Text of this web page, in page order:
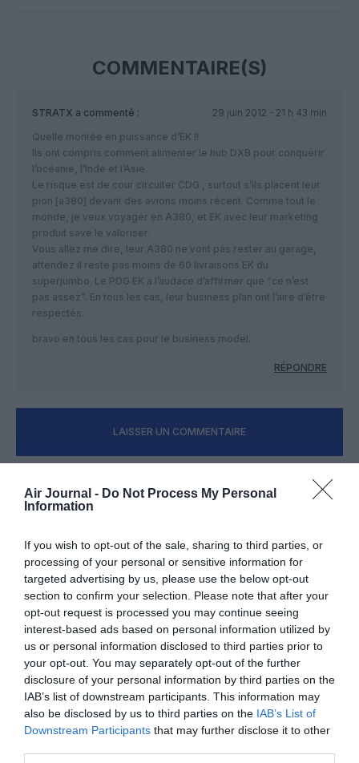
Air Journal - Do Not Process My Personal
Information
If you wish to opt-out of the sale, sharing to third parties, or
processing of your personal or sensitive information for
targeted advertising by us, please use the below opt-out
section to confirm your selection. Please note that after your
opt-out request is processed you may continue seeing
interest-based ads based on personal information utilized by
us or personal information disclosed to third parties prior to
your opt-out. You may separately opt-out of the further
disclosure of your personal information by third parties on the
IAB’s list of downstream participants. This information may
also be disclosed by us to third parties on the IAB’s List of
Downstream Participants that may further disclose it to other
COMMENTAIRE(S)
STRATX a commenté :
29 juin 2012 - 21 h 43 min
Quelle montée en puissance d’EK !!
Ils ont compris comment alimenter le hub DXB pour conquérir
l’océanie, l’Inde et l’Asie.
Le risque est de cour circuiter CDG., surtout s’ils placent leur
pion [a380] devant des avions moins récent. Comme tout le
monde, je veux voyager en A380, et EK avec leur marketing
produit save le valoriser.
Vous allez me dire, leur A380 ne vont pas rester au garage,
attendez il reste pas moins de 60 livraisons EK du
superjumbo. Le PDG EK a l’audace d’affirmer que “ce n’est
pas assez”. En tous les cas, leur business plan ont l’aire d’être
respectés.
bravo en tous les cas pour le business model.
RÉPONDRE
LAISSER UN COMMENTAIRE
FAIRE UN DON
Appel aux lecteurs !
Soutenez Air Journal participezà son
développement !
NOUS SOUTENIR